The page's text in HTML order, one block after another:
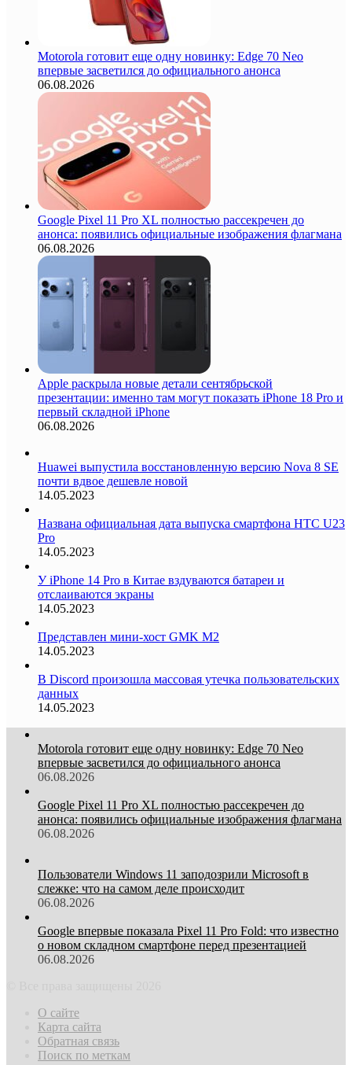
Motorola готовит еще одну новинку: Edge 70 Neo
впервые засветился до официального анонса
06.08.2026
Google Pixel 11 Pro XL полностью рассекречен до
анонса: появились официальные изображения флагмана
06.08.2026
Apple раскрыла новые детали сентябрьской
презентации: именно там могут показать iPhone 18 Pro и
первый складной iPhone
06.08.2026
Huawei выпустила восстановленную версию Nova 8 SE
почти вдвое дешевле новой
14.05.2023
Названа официальная дата выпуска смартфона HTC U23
Pro
14.05.2023
У iPhone 14 Pro в Китае вздуваются батареи и
отслаиваются экраны
14.05.2023
Представлен мини-хост GMK M2
14.05.2023
В Discord произошла массовая утечка пользовательских
данных
14.05.2023
Motorola готовит еще одну новинку: Edge 70 Neo
впервые засветился до официального анонса
06.08.2026
Google Pixel 11 Pro XL полностью рассекречен до
анонса: появились официальные изображения флагмана
06.08.2026
Пользователи Windows 11 заподозрили Microsoft в
слежке: что на самом деле происходит
06.08.2026
Google впервые показала Pixel 11 Pro Fold: что известно
о новом складном смартфоне перед презентацией
06.08.2026
О сайте
Карта сайта
Обратная связь
Поиск по меткам